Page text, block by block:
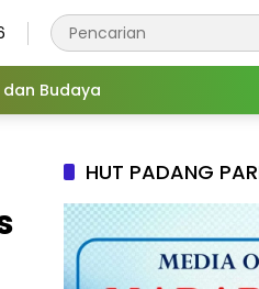
dan Budaya
HUT PADANG